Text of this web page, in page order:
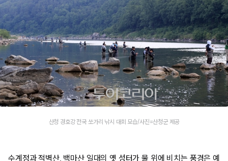
산청 경호강 전국 쏘가리 낚시 대회 모습/사진=산청군 제공
수계정과 적벽산, 백마산 일대의 옛 성터가 물 위에 비치는 풍경은 예